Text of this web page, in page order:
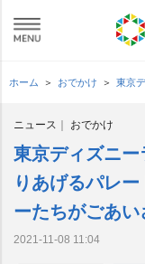
ホーム おでかけ 東京
ニュース おでかけ
東京ディズニ
りあげるパレ
ーたちがごあい
2021-11-08 11:04